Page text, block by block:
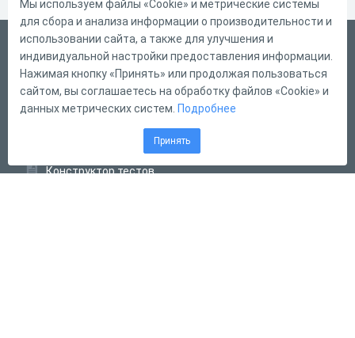
Русский
Справка
Форма обратной связи
Конструктор тестов
Мы используем файлы «Cookie» и метрические системы
для сбора и анализа информации о производительности и
использовании сайта, а также для улучшения и
индивидуальной настройки предоставления информации.
Нажимая кнопку «Принять» или продолжая пользоваться
сайтом, вы соглашаетесь на обработку файлов «Cookie» и
данных метрических систем. Подробнее
Принять